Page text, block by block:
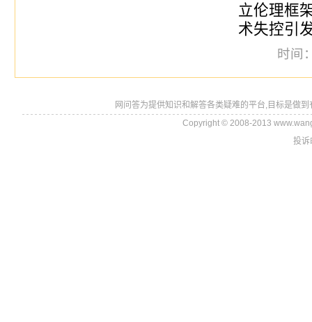
立伦理框
术失控引
时间
网问答为提供知识和解答各类疑难的平台,目标是做
Copyright © 2008-2013
投诉